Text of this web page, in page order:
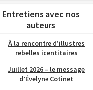
Entretiens avec nos
auteurs
À la rencontre d’illustres
rebelles identitaires
Juillet 2026 – le message
d’Évelyne Cotinet